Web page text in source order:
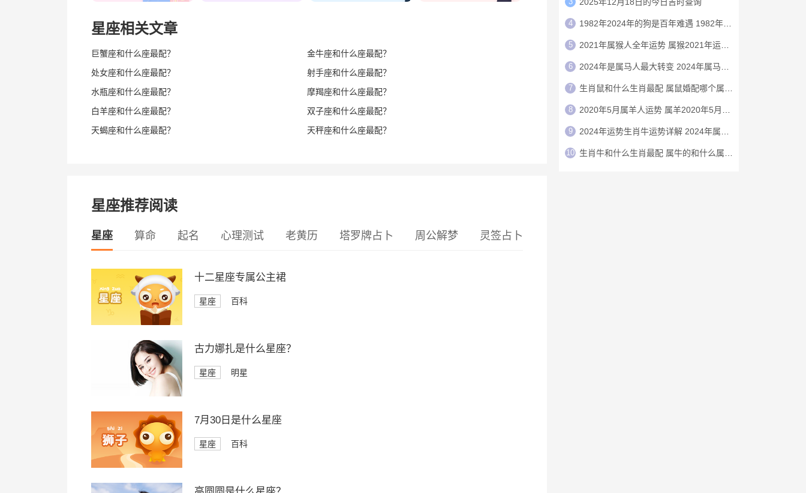
星座相关文章
巨蟹座和什么座最配？
金牛座和什么座最配？
处女座和什么座最配？
射手座和什么座最配？
水瓶座和什么座最配？
摩羯座和什么座最配？
白羊座和什么座最配？
双子座和什么座最配？
天蝎座和什么座最配？
天秤座和什么座最配？
星座推荐阅读
星座 算命 起名 心理测试 老黄历 塔罗牌占卜 周公解梦 灵签占卜
十二星座专属公主裙
星座 百科
古力娜扎是什么星座？
星座 明星
7月30日是什么星座
星座 百科
4 1982年2024年的狗是百年难遇 1982年的狗在2024年怎么样
5 2021年属猴人全年运势 属猴2021年运势及运程
6 2024年是属马人最大转变 2024年属马人的全年运势
7 生肖鼠和什么生肖最配 属鼠婚配哪个属相最好
8 2020年5月属羊人运势 属羊2020年5月运程
9 2024年运势生肖牛运势详解 2024年属牛人的全年运势详解
10 生肖牛和什么生肖最配 属牛的和什么属相最配